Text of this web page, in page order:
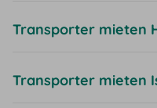
Transporter mieten
Transporter mieten